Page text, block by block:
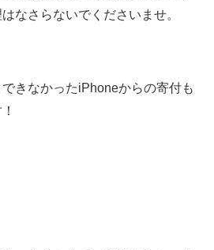
なさらないでくださいませ。
きなかったiPhoneからの寄付も